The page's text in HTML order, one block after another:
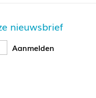
nieuwsbrief